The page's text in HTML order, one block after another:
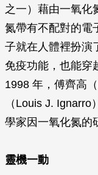
之一）藉由一氧化
氮帶有不配對的電
子就在人體裡扮演
免疫功能，也能穿
1998 年，傅齊高
（Louis J.
學家因一氧化氮的
靈機一動